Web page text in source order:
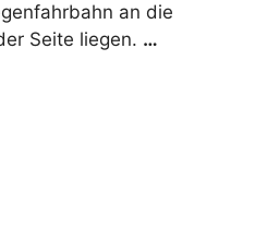
an die
Seite liegen. …